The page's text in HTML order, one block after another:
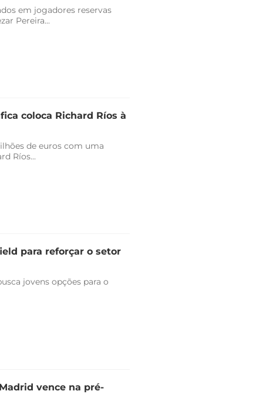
em jogadores reservas
Pereira...
coloca Richard Ríos à
de euros com uma
Ríos...
para reforçar o setor
jovens opções para o
vence na pré-